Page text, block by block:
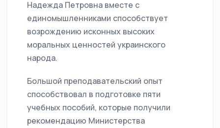
Надежда Петровна вместе с
единомышленниками способствует
возрождению исконных высоких
моральных ценностей украинского
народа.
Большой преподавательский опыт
способствовал в подготовке пяти
учебных пособий, которые получили
рекомендацию Министерства